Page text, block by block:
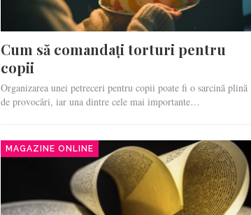
Cum să comandați torturi pentru
copii
Organizarea unei petreceri pentru copii poate fi o sarcină plină
de provocări, iar una dintre cele mai importante…
MAGAZINE ONLINE